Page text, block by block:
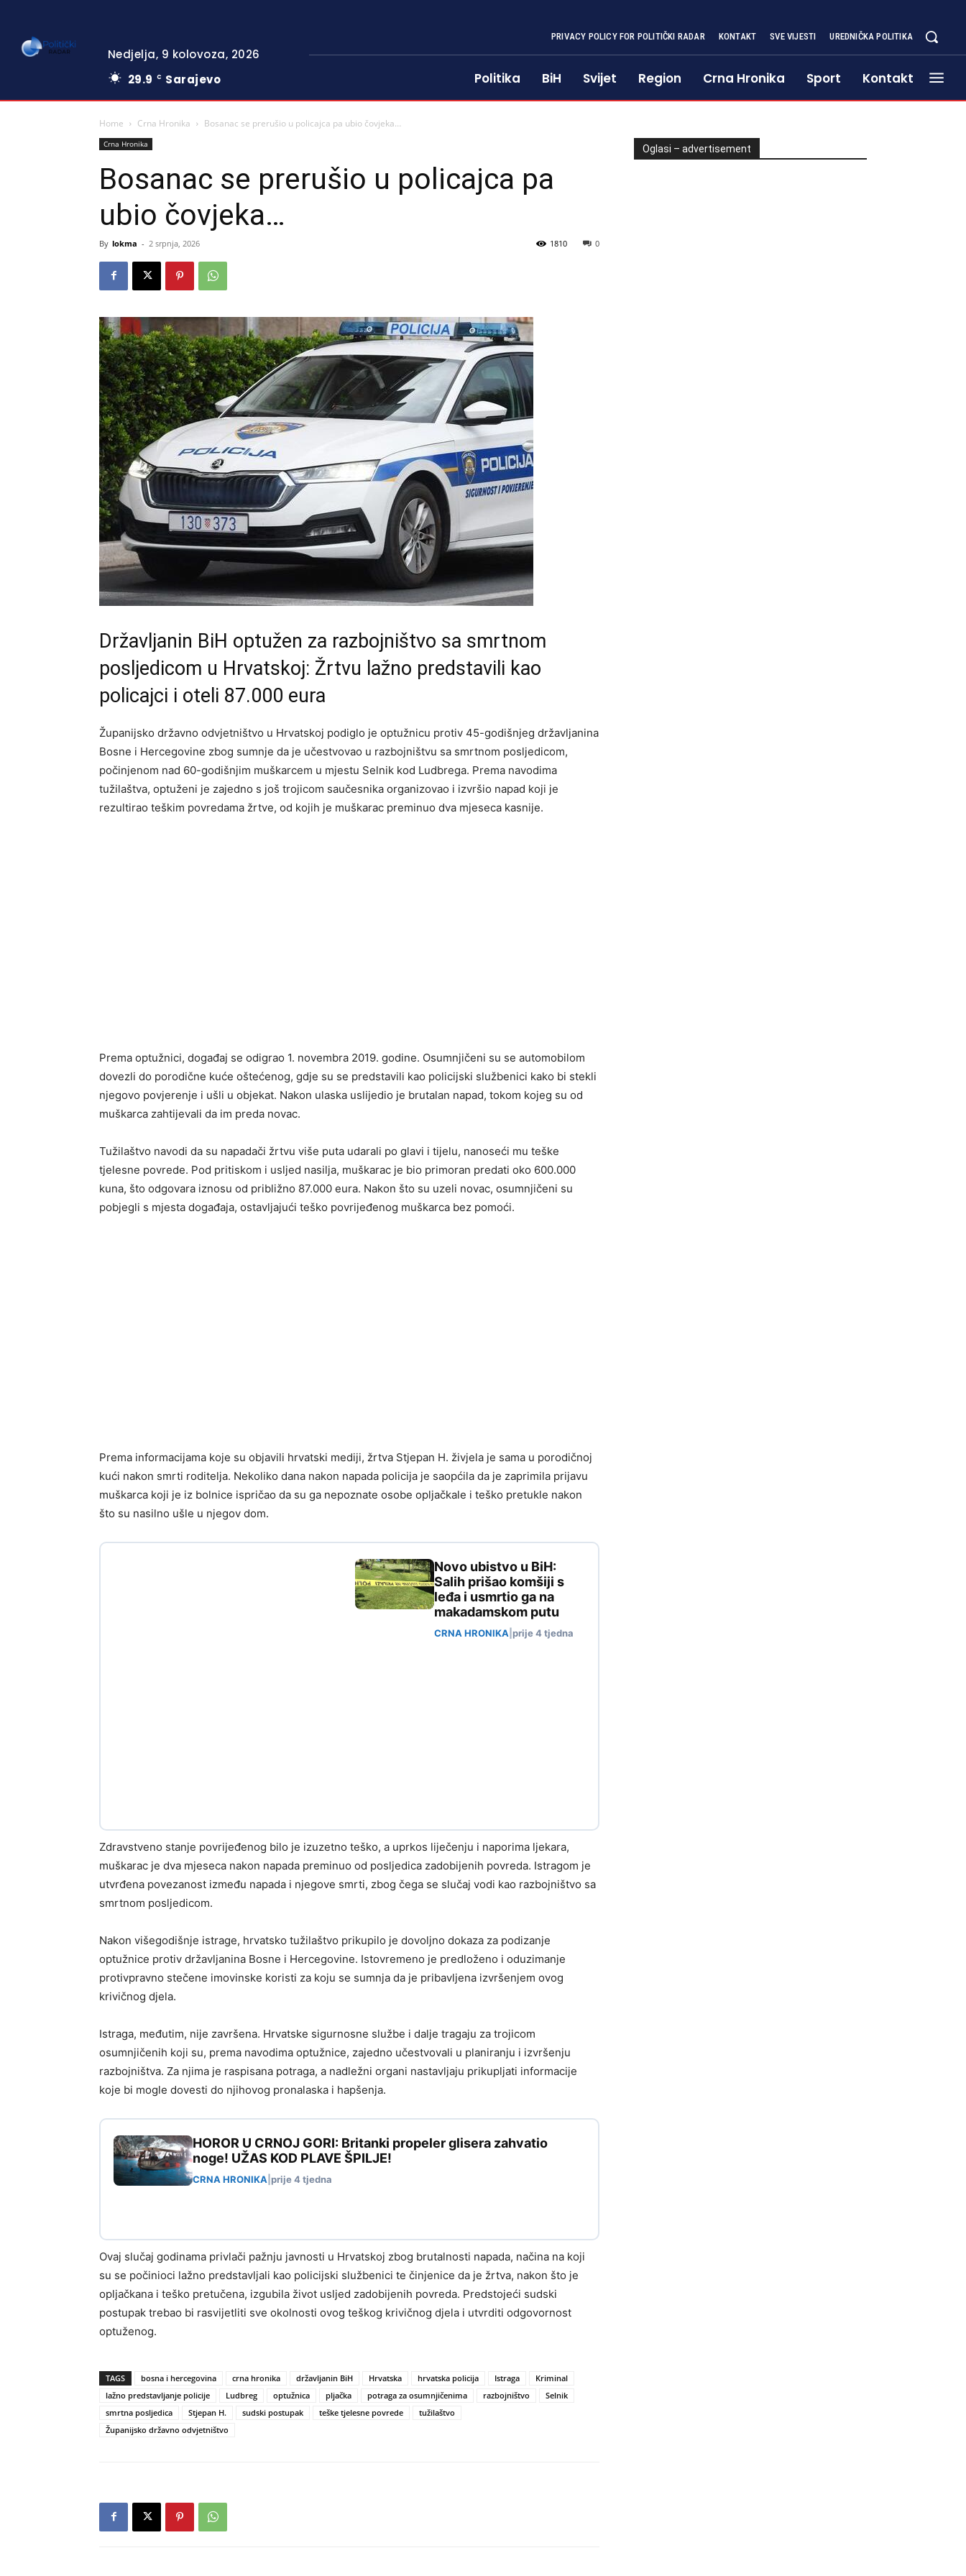
Nedjelja, 9 kolovoza, 2026
29.9
C Sarajevo
PRIVACY POLICY FOR POLITIČKI RADAR KONTAKT SVE VIJESTI UREDNIČKA POLITIKA
Politika BiH Svijet Region Crna Hronika Sport Kontakt
Home Crna Hronika Bosanac se prerušio u policajca pa ubio čovjeka…
Crna Hronika
Bosanac se prerušio u policajca pa
ubio čovjeka…
By lokma - 2 srpnja, 2026 0
1810
Državljanin BiH optužen za razbojništvo sa smrtnom
posljedicom u Hrvatskoj: Žrtvu lažno predstavili kao
policajci i oteli 87.000 eura
Županijsko državno odvjetništvo u Hrvatskoj podiglo je optužnicu protiv 45-godišnjeg državljanina
Bosne i Hercegovine zbog sumnje da je učestvovao u razbojništvu sa smrtnom posljedicom,
počinjenom nad 60-godišnjim muškarcem u mjestu Selnik kod Ludbrega. Prema navodima
tužilaštva, optuženi je zajedno s još trojicom saučesnika organizovao i izvršio napad koji je
rezultirao teškim povredama žrtve, od kojih je muškarac preminuo dva mjeseca kasnije.
Prema optužnici, događaj se odigrao 1. novembra 2019. godine. Osumnjičeni su se automobilom
dovezli do porodične kuće oštećenog, gdje su se predstavili kao policijski službenici kako bi stekli
njegovo povjerenje i ušli u objekat. Nakon ulaska uslijedio je brutalan napad, tokom kojeg su od
muškarca zahtijevali da im preda novac.
Tužilaštvo navodi da su napadači žrtvu više puta udarali po glavi i tijelu, nanoseći mu teške
tjelesne povrede. Pod pritiskom i usljed nasilja, muškarac je bio primoran predati oko 600.000
kuna, što odgovara iznosu od približno 87.000 eura. Nakon što su uzeli novac, osumnjičeni su
pobjegli s mjesta događaja, ostavljajući teško povrijeđenog muškarca bez pomoći.
Prema informacijama koje su objavili hrvatski mediji, žrtva Stjepan H. živjela je sama u porodičnoj
kući nakon smrti roditelja. Nekoliko dana nakon napada policija je saopćila da je zaprimila prijavu
muškarca koji je iz bolnice ispričao da su ga nepoznate osobe opljačkale i teško pretukle nakon
što su nasilno ušle u njegov dom.
Novo ubistvo u BiH:
Salih prišao komšiji s
leđa i usmrtio ga na
makadamskom putu
CRNA HRONIKA prije 4 tjedna
Zdravstveno stanje povrijeđenog bilo je izuzetno teško, a uprkos liječenju i naporima ljekara,
muškarac je dva mjeseca nakon napada preminuo od posljedica zadobijenih povreda. Istragom je
utvrđena povezanost između napada i njegove smrti, zbog čega se slučaj vodi kao razbojništvo sa
smrtnom posljedicom.
Nakon višegodišnje istrage, hrvatsko tužilaštvo prikupilo je dovoljno dokaza za podizanje
optužnice protiv državljanina Bosne i Hercegovine. Istovremeno je predloženo i oduzimanje
protivpravno stečene imovinske koristi za koju se sumnja da je pribavljena izvršenjem ovog
krivičnog djela.
Istraga, međutim, nije završena. Hrvatske sigurnosne službe i dalje tragaju za trojicom
osumnjičenih koji su, prema navodima optužnice, zajedno učestvovali u planiranju i izvršenju
razbojništva. Za njima je raspisana potraga, a nadležni organi nastavljaju prikupljati informacije
koje bi mogle dovesti do njihovog pronalaska i hapšenja.
HOROR U CRNOJ GORI: Britanki propeler glisera zahvatio
noge! UŽAS KOD PLAVE ŠPILJE!
CRNA HRONIKA prije 4 tjedna
Ovaj slučaj godinama privlači pažnju javnosti u Hrvatskoj zbog brutalnosti napada, načina na koji
su se počinioci lažno predstavljali kao policijski službenici te činjenice da je žrtva, nakon što je
opljačkana i teško pretučena, izgubila život usljed zadobijenih povreda. Predstojeći sudski
postupak trebao bi rasvijetliti sve okolnosti ovog teškog krivičnog djela i utvrditi odgovornost
optuženog.
TAGS bosna i hercegovina crna hronika državljanin BiH Hrvatska hrvatska policija Istraga
Kriminal
lažno predstavljanje policije
Ludbreg optužnica pljačka potraga za osumnjičenima razbojništvo
Selnik
smrtna posljedica
Stjepan H. sudski postupak teške tjelesne povrede
tužilaštvo
Županijsko državno odvjetništvo
Oglasi – advertisement